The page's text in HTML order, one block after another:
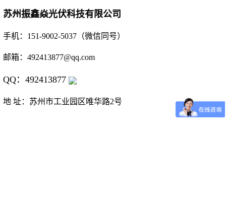
苏州振鑫焱光伏科技有限公司
手机：151-9002-5037（微信同号）
邮箱：492413877@qq.com
QQ：492413877
地 址：苏州市工业园区唯华路2号